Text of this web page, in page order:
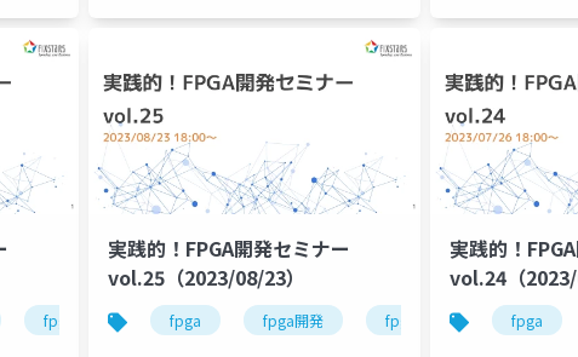
fpga開発シリーズ
実践的！FPGA開発セミナー
vol.25（2023/08/23）
fpga fpga開発 fpga開発シリーズ
実践的！
vol.24（2023/
fpga